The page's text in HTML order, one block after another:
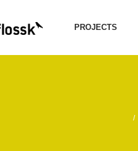
PROJECTS